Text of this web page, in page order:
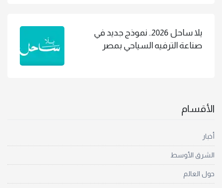
يلا ساحل 2026.. نموذج جديد في
صناعة الترفيه السياحي بمصر
الأقسام
أخبار
الشرق الأوسط
حول العالم